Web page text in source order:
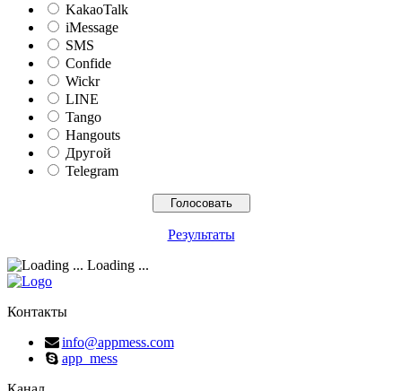
KakaoTalk
iMessage
SMS
Confide
Wickr
LINE
Tango
Hangouts
Другой
Telegram
Результаты
Loading ...
Контакты
info@appmess.com
app_mess